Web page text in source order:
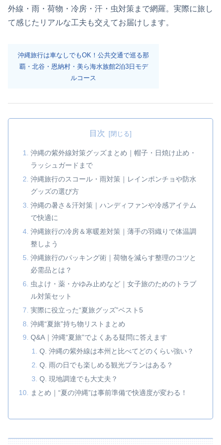
外線・雨・荷物・冷房・汗・虫対策まで網羅。実際に旅し
て感じたリアルな工夫も交えてお届けします。
沖縄旅行は車なしでもOK！公共交通で巡る那
覇・北谷・恩納村・美ら海水族館2泊3日モデ
ルコース
目次
沖縄の紫外線対策グッズまとめ｜帽子・日焼け止め・
ラッシュガードまで
沖縄旅行のスコール・雨対策｜レインポンチョや防水
グッズの選び方
沖縄の暑さ＆汗対策｜ハンディファンや冷感アイテム
で快適に
沖縄旅行の冷房＆寒暖差対策｜薄手の羽織りで体温調
整しよう
沖縄旅行のパッキング術｜荷物を減らす整理のコツと
必需品とは？
虫よけ・薬・かゆみ止めなど｜女子旅のためのトラブ
ル対策セット
実際に役立った“夏旅グッズ”ベスト5
沖縄“夏旅”持ち物リストまとめ
Q&A｜沖縄“夏旅”でよくある疑問に答えます
Q. 沖縄の紫外線は本州と比べてどのくらい強い？
Q. 雨の日でも楽しめる観光プランはある？
Q. 現地調達でも大丈夫？
まとめ｜“夏の沖縄”は事前準備で快適度が変わる！